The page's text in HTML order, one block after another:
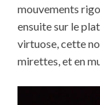
mouvements
ensuite sur le
virtuose, cette
mirettes, et en